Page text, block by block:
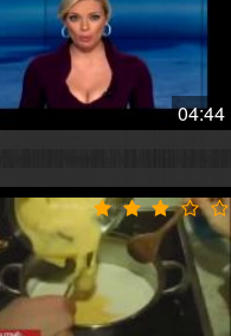
04:44